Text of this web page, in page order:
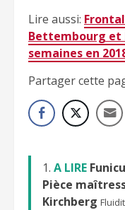
Lire aussi:
Bettembourg et
semaines en
Partager cette
A LIRE
Pièce
Kirchberg